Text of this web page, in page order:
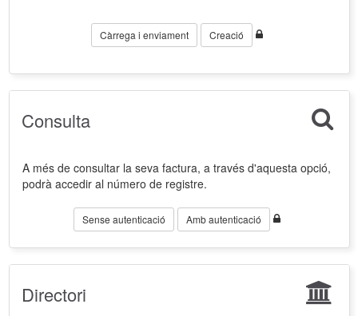
Càrrega i enviament Creació
Consulta
A més de consultar la seva factura, a través d'aquesta opció,
podrà accedir al número de registre.
Sense autenticació Amb autenticació
Directori